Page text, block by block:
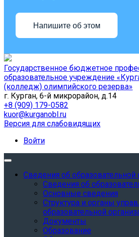
Напишите об этом
Государственное бюджетное
образовательное учреждение
(колледж) олимпийского резерва»
г. Курган, 6-й микрорайон, д.14
+8 (909) 179-0582
kuor@kurganobl.ru
Версия для слабовидящих
Войти
Сведения об образовательной
Сведения об
Основные сведения
Структура и органы
образовательной
Документы
Образование